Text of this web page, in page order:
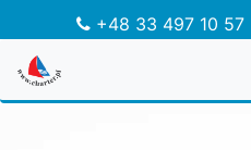
+48 33 497 10 57